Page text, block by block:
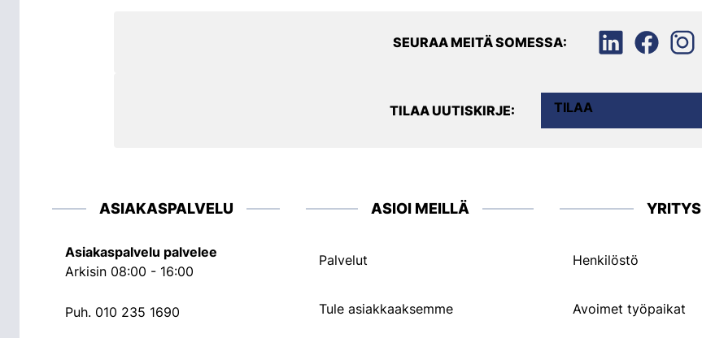
SEURAA MEITÄ SOMESSA:
TILAA UUTISKIRJE: TILAA
ASIAKASPALVELU
Asiakaspalvelu palvelee
Arkisin 08:00 - 16:00
Puh. 010 235 1690
ASIOI MEILLÄ
Palvelut
Tule asiakkaaksemme
YRITYS
Henkilöstö
Avoimet työpaikat